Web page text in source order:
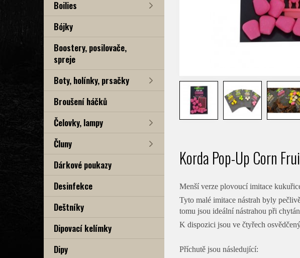
Boilies
Bójky
Boostery, posilovače,
spreje
Boty, holínky, prsačky
Broušení háčků
Čelovky, lampy
Čluny
Dárkové poukazy
Desinfekce
Deštníky
Dipovací kelímky
Dipy
Korda Pop-Up Corn
Menší verze plovoucí imitace
Tyto malé imitace nástrah byly
tomu jsou ideální nástrahou při
K dispozici jsou ve čtyřech
Příchutě jsou následující: